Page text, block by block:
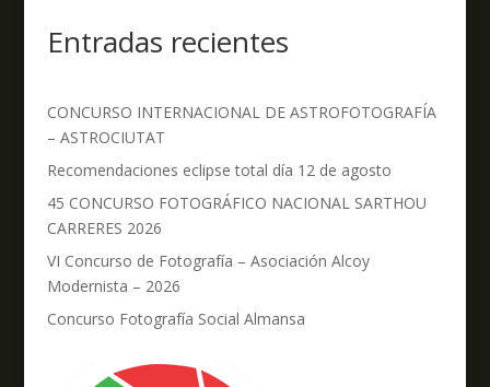
Entradas recientes
CONCURSO INTERNACIONAL DE ASTROFOTOGRAFÍA
– ASTROCIUTAT
Recomendaciones eclipse total día 12 de agosto
45 CONCURSO FOTOGRÁFICO NACIONAL SARTHOU
CARRERES 2026
VI Concurso de Fotografía – Asociación Alcoy
Modernista – 2026
Concurso Fotografía Social Almansa